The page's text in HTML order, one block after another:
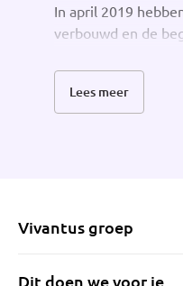
In april 2019
verbouwd en de
ruime en lichte
wonen, koken en
Dankzij de grote
waardoor er volop
thuiswerken of
Lees meer
Vivantus groep
Dit doen we voor je